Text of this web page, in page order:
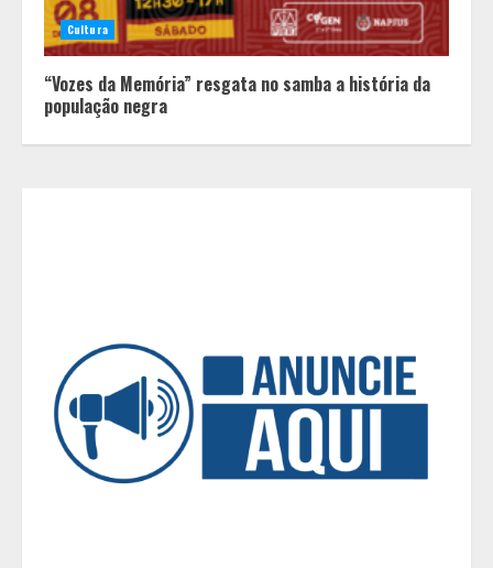
Cultura
“Vozes da Memória” resgata no samba a história da
população negra
O Bloomsday hoje: 18 horas na vida
de Dublin sob vigilância
5
Mariano Procópio celebram um ano
da coluna “D. Pedro II – 200 anos”
com texto de Paulo Rezzutti
Chegada da seca impulsiona ritmo